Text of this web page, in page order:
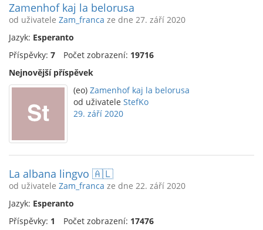
Zamenhof kaj la belorusa
od uživatele Zam_franca ze dne 27. září 2020
Jazyk: Esperanto
Příspěvky: 7 Počet zobrazení: 19716
Nejnovější příspěvek
(eo) Zamenhof kaj la belorusa
od uživatele StefKo
29. září 2020
La albana lingvo 🇦🇱
od uživatele Zam_franca ze dne 22. září 2020
Jazyk: Esperanto
Příspěvky: 1 Počet zobrazení: 17476